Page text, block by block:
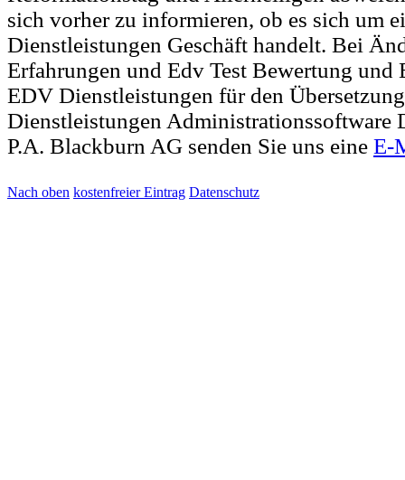
sich vorher zu informieren, ob es sich um
Dienstleistungen Geschäft handelt. Bei
Erfahrungen und Edv Test Bewertung und
EDV Dienstleistungen für den
Dienstleistungen Administrationssoftware
P.A. Blackburn AG senden Sie uns eine E-
Nach oben kostenfreier Eintrag Datenschutz